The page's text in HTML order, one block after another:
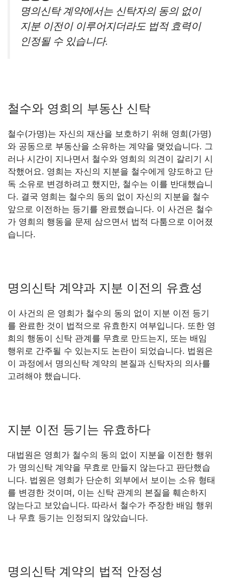
명의신탁 계약에서는 신탁자의 동의 없이
지분 이전이 이루어지더라도 법적 효력이
인정될 수 있습니다.
철수와 영희의 부동산 신탁
철수(가명)는 자신의 재산을 보호하기 위해 영희(가명)
와 공동으로 부동산을 소유하는 계약을 맺었습니다. 그
러나 시간이 지나면서 철수와 영희의 의견이 갈리기 시
작했어요. 영희는 자신의 지분을 철수에게 양도하고 단
독 소유로 변경하려고 했지만, 철수는 이를 반대했습니
다. 결국 영희는 철수의 동의 없이 자신의 지분을 철수
앞으로 이전하는 등기를 완료했습니다. 이 사건은 철수
가 영희의 행동을 문제 삼으면서 법적 다툼으로 이어졌
습니다.
명의신탁 계약과 지분 이전의 유효성
이 사건의 은 영희가 철수의 동의 없이 지분 이전 등기
를 완료한 것이 법적으로 유효한지 여부입니다. 또한 영
희의 행동이 신탁 관계를 무효로 만드는지, 또는 배임
행위로 간주될 수 있는지도 논란이 되었습니다. 법원은
이 과정에서 명의신탁 계약의 본질과 신탁자의 의사를
고려해야 했습니다.
지분 이전 등기는 유효하다
대법원은 영희가 철수의 동의 없이 지분을 이전한 행위
가 명의신탁 계약을 무효로 만들지 않는다고 판단했습
니다. 법원은 영희가 단순히 외부에서 보이는 소유 형태
를 변경한 것이며, 이는 신탁 관계의 본질을 훼손하지
않는다고 보았습니다. 따라서 철수가 주장한 배임 행위
나 무효 등기는 인정되지 않았습니다.
명의신탁 계약의 법적 안정성